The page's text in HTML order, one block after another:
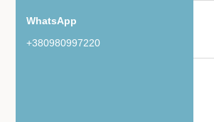
+380980997220